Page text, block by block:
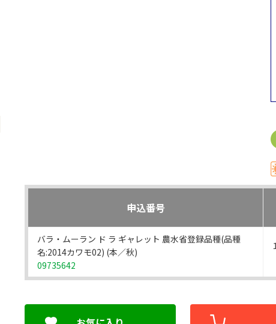
申込番号
バラ・ムーラン ド ラ ギャレット 農水省登録品種(品種
名:2014カワモ02) (本／秋)
09735642